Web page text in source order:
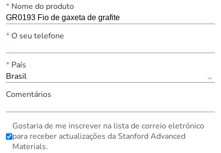
*Nome do produto
*O seu telefone
*País
Brasil
Comentários
Gostaria de me inscrever na lista de correio eletrónico
para receber actualizações da Stanford Advanced
Materials.